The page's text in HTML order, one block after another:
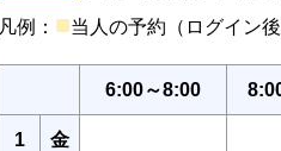
凡例： ■当人の予約（ログイン
6:00～8:00
1 金